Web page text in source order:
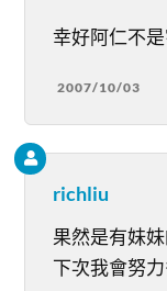
幸好阿仁不
2007/10/03
richliu
果然是有妹
下次我會努